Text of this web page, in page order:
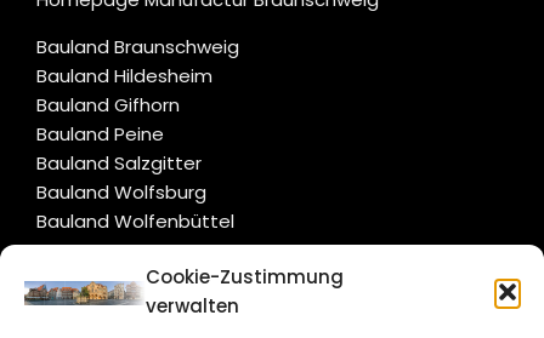
Cookie-Zustimmung
verwalten
Bauland Braunschweig
Bauland Hildesheim
Bauland Gifhorn
Bauland Peine
Bauland Salzgitter
Bauland Wolfsburg
Bauland Wolfenbüttel
CITYLIFE!